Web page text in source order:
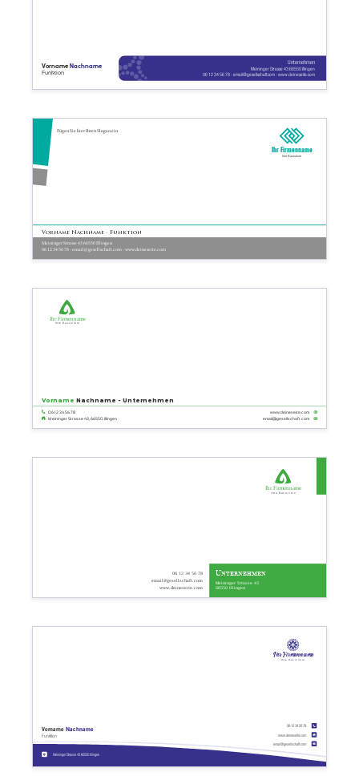
06 12 34 56 78 - email@gesellschaft.com - www.deineseite.com
Meininger Strasse 43 66550 Illingen
Vorname Nachname
Funktion
Unternehmen
06 12 34 56 78 - email@gesellschaft.com - www.deineseite.com
Fügen Sie hier Ihren Slogan ein
Vorname Nachname - Funktion
Meininger Strasse 43 66550 Illingen
Ihr Firmenname
Ihre Basislinie
www.deineseite.com
email@gesellschaft.com
Vorname Nachname - Unternehmen
06 12 34 56 78
Meininger Strasse 43, 66550 Illingen
Ihr Firmenname
Ihre Basislinie
Meininger Strasse 43
66550 Illingen
06 12 34 56 78
www.deineseite.com
email@gesellschaft.com
Unternehmen
Ihr Firmenname
Ihre Basislinie
Meininger Strasse 43 66550 Illingen
email@gesellschaft.com
06 12 34 56 78
www.deineseite.com
Funktion
Vorname Nachname
Ihr Firmenname
Ihre Basislinie